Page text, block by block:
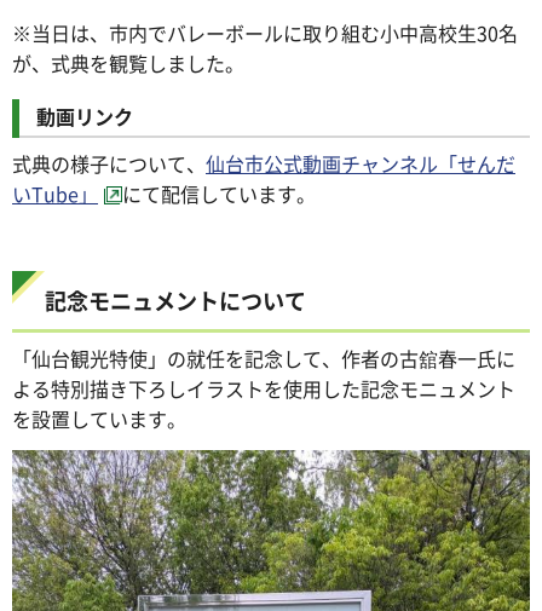
※当日は、市内でバレーボールに取り組む小中高校生30名
が、式典を観覧しました。
動画リンク
式典の様子について、 仙台市公式動画チャンネル「せんだ
いTube」
にて配信しています。
記念モニュメントについて
「仙台観光特使」の就任を記念して、作者の古舘春一氏に
よる特別描き下ろしイラストを使用した記念モニュメント
を設置しています。